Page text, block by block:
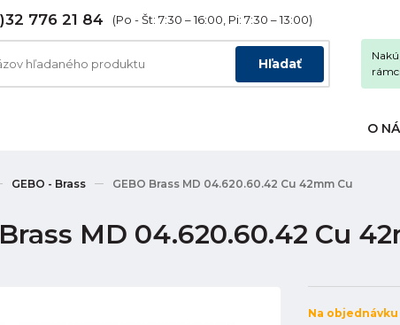
776 21 84 (Po - Št: 7:30 – 16:00, Pi: 7:30 – 13:00)
Hľadať
O
GEBO - Brass GEBO Brass MD 04.620.60.42 Cu 42mm Cu
MD 04.620.60.42 Cu
Na objednávku